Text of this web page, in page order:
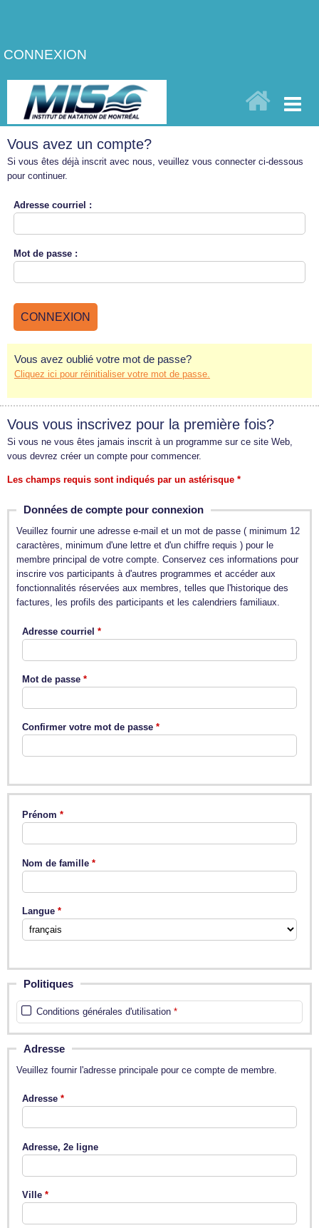
CONNEXION
Vous avez un compte?
Si vous êtes déjà inscrit avec nous, veuillez vous connecter ci-dessous
pour continuer.
Adresse courriel :
Mot de passe :
Vous avez oublié votre mot de passe?
Cliquez ici pour réinitialiser votre mot de passe.
Vous vous inscrivez pour la première fois?
Si vous ne vous êtes jamais inscrit à un programme sur ce site Web,
vous devrez créer un compte pour commencer.
Les champs requis sont indiqués par un astérisque *
Données de compte pour connexion
Veuillez fournir une adresse e-mail et un mot de passe ( minimum 12
caractères, minimum d'une lettre et d'un chiffre requis ) pour le
membre principal de votre compte. Conservez ces informations pour
inscrire vos participants à d'autres programmes et accéder aux
fonctionnalités réservées aux membres, telles que l'historique des
factures, les profils des participants et les calendriers familiaux.
Adresse courriel
Mot de passe
Confirmer votre mot de passe
Prénom
Nom de famille
Langue
Politiques
Conditions générales d'utilisation
Adresse
Veuillez fournir l'adresse principale pour ce compte de membre.
Adresse
Adresse, 2e ligne
Ville